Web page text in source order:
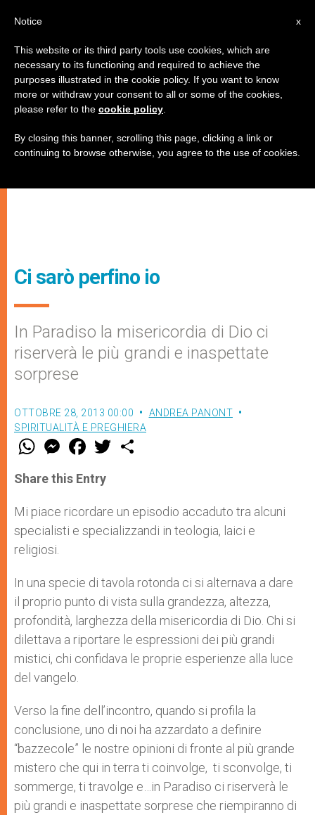
Ci sarò perfino io
In Paradiso la misericordia di Dio ci
riserverà le più grandi e inaspettate
sorprese
OTTOBRE 28, 2013 00:00
ANDREA PANONT
SPIRITUALITÀ E PREGHIERA
W
t
s
p
p
M
e
s
e
g
e
r
F
a
e
b
o
k
w
r
Share this Entry
Mi piace ricordare un episodio accaduto tra alcuni
specialisti e specializzandi in teologia, laici e
religiosi.
In una specie di tavola rotonda ci si alternava a dare
il proprio punto di vista sulla grandezza, altezza,
profondità, larghezza della misericordia di Dio. Chi si
dilettava a riportare le espressioni dei più grandi
mistici, chi confidava le proprie esperienze alla luce
del vangelo.
Verso la fine dell’incontro, quando si profila la
conclusione, uno di noi ha azzardato a definire
“bazzecole” le nostre opinioni di fronte al più grande
mistero che qui in terra ti coinvolge, ti sconvolge, ti
sommerge, ti travolge e…in Paradiso ci riserverà le
più grandi e inaspettate sorprese che riempiranno di
x
Notice
This website or its third party tools use cookies, which are
necessary to its functioning and required to achieve the
purposes illustrated in the cookie policy. If you want to know
more or withdraw your consent to all or some of the cookies,
please refer to the cookie policy
By closing this banner, scrolling this page, clicking a link or
continuing to browse otherwise, you agree to the use of cookies.